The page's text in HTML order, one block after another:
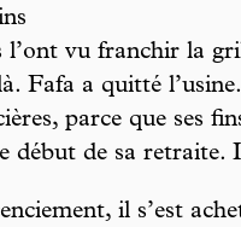
l’ont vu franchir la
Fafa a quitté
parce que ses
début de sa retraite.
il s’est